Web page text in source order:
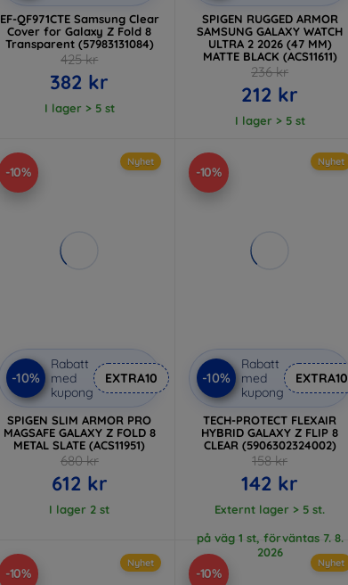
EF-QF971CTE Samsung Clear
Cover for Galaxy Z Fold 8
Transparent (57983131084)
425 kr
382 kr
I lager > 5 st
SPIGEN RUGGED ARMOR
SAMSUNG GALAXY WATCH
ULTRA 2 2026 (47 MM)
MATTE BLACK (ACS11611)
236 kr
212 kr
I lager > 5 st
-10%
Nyhet
-10%
Rabatt
med
kupong
EXTRA10
SPIGEN SLIM ARMOR PRO
MAGSAFE GALAXY Z FOLD 8
METAL SLATE (ACS11951)
680 kr
612 kr
I lager 2 st
-10%
Nyhet
-10%
Rabatt
med
kupong
EXTRA10
TECH-PROTECT FLEXAIR
HYBRID GALAXY Z FLIP 8
CLEAR (5906302324002)
158 kr
142 kr
Externt lager > 5 st.
på väg 1 st, förväntas 7. 8.
2026
-10%
Nyhet
-10%
Nyhet